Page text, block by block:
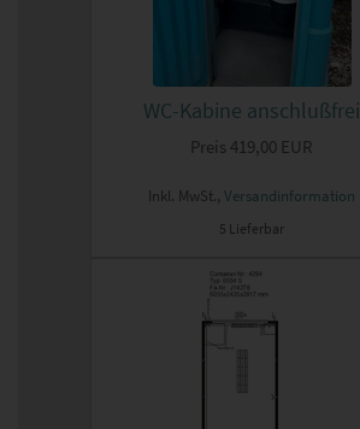
WC-Kabine anschlußfrei
Preis 419,00 EUR
Inkl. MwSt., Versandinformation
5 Lieferbar